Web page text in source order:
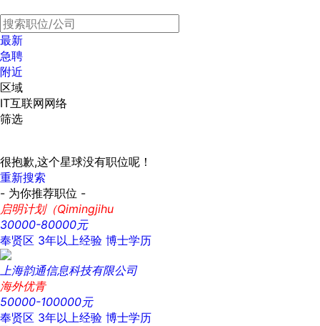
最新
急聘
附近
区域
IT互联网网络
筛选
很抱歉,这个星球没有职位呢！
重新搜索
- 为你推荐职位 -
启明计划（Qimingjihu
30000-80000元
奉贤区 3年以上经验 博士学历
上海韵通信息科技有限公司
海外优青
50000-100000元
奉贤区 3年以上经验 博士学历